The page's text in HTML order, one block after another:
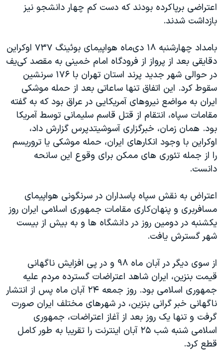
اعتراضی برپاکرده بودند که دست کم چهار دانشجو نیز
بازداشت شدند.
بامداد چهارشنبه ۱۸ دی‌ماه هواپیمای بوئینگ ۷۳۷ اوکراین
دقایقی بعد از پرواز از فرودگاه امام خمینی به مقصد کی‌یف
در حوالی شهر جدید پرند استان تهران با ۱۷۶ سرنشین
سقوط کرد. این اتفاق تنها ساعاتی بعد از حمله موشکی
ایران به مواضع نیروهای آمریکایی در عراق بود که به گفته
مقامات سپاه،‌ انتقام از قتل قاسم سلیمانی توسط آمریکا
بود. همان زمان، خبرگزاری آسوشیتدپرس گزارش داد،
اوکراین با وجود انکارهای ایران، حمله موشکی یا تروریسم
را از جمله تئوری های ممکن برای وقوع این سانحه
دانست.
اعتراض به نقش سپاه پاسداران در سرنگونی هواپیمای
مسافربری و پنهان‌کاری مقامات جمهوری اسلامی ایران روز
یکشنبه در دومین روز در دانشگاه ها و به بیش از بیست
شهر گسترش یافت.
از سوی دیگر در آبان ماه ۹۸ و در پی افزایش ناگهانی
قیمت بنزین، ایران شاهد اعتراضات گسترده مردم علیه
جمهوری اسلامی بود. روز جمعه ۲۴ آبان ماه پس از انتشار
ناگهانی خبر گرانی بنزین، در شهرهای مختلف ایران صورت
گرفت و تنها یک روز بعد از آغاز اعتراضات، جمهوری
اسلامی شنبه شب ۲۵ آبان اینترنت را تقریبا به طور کامل
قطع کرد.